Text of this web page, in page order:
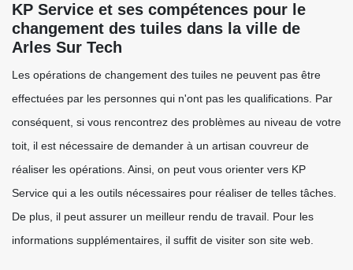
KP Service et ses compétences pour le
changement des tuiles dans la ville de
Arles Sur Tech
Les opérations de changement des tuiles ne peuvent pas être
effectuées par les personnes qui n'ont pas les qualifications. Par
conséquent, si vous rencontrez des problèmes au niveau de votre
toit, il est nécessaire de demander à un artisan couvreur de
réaliser les opérations. Ainsi, on peut vous orienter vers KP
Service qui a les outils nécessaires pour réaliser de telles tâches.
De plus, il peut assurer un meilleur rendu de travail. Pour les
informations supplémentaires, il suffit de visiter son site web.